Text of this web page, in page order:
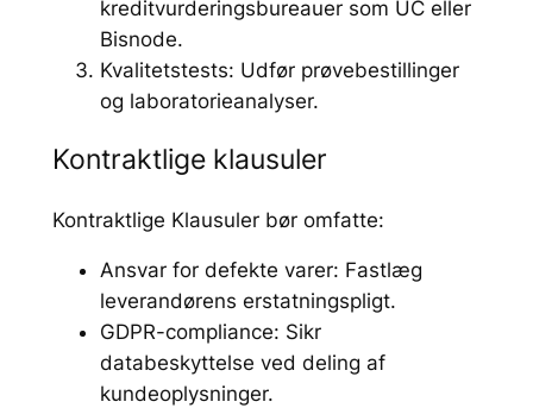
kreditvurderingsbureauer som UC eller
Bisnode.
Kvalitetstests: Udfør prøvebestillinger
og laboratorieanalyser.
Kontraktlige klausuler
Kontraktlige Klausuler bør omfatte:
Ansvar for defekte varer: Fastlæg
leverandørens erstatningspligt.
GDPR-compliance: Sikr
databeskyttelse ved deling af
kundeoplysninger.